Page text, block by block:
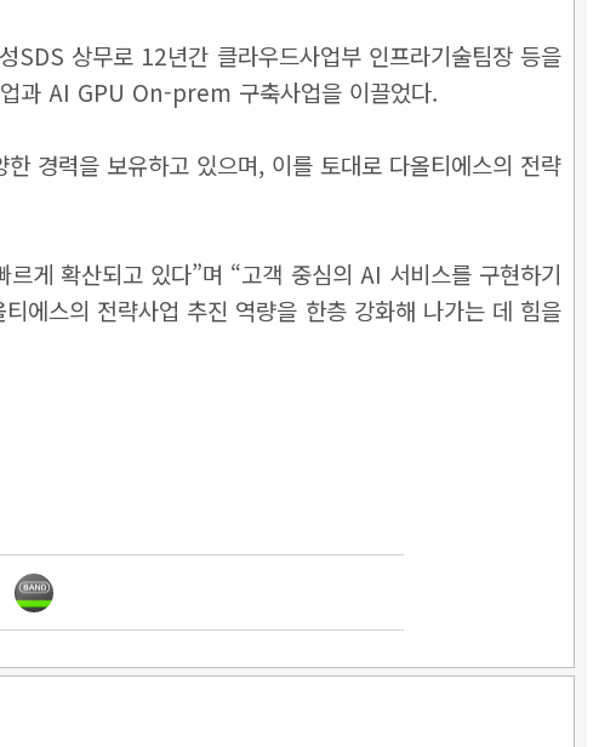
SDS 상무로 12년간 클라우드사업부 인프라기술팀장 등을
과 AI GPU On-prem 구축사업을 이끌었다.
경력을 보유하고 있으며, 이를 토대로 다올티에스의 전략
게 확산되고 있다”며 “고객 중심의 AI 서비스를 구현하기
에스의 전략사업 추진 역량을 한층 강화해 나가는 데 힘을